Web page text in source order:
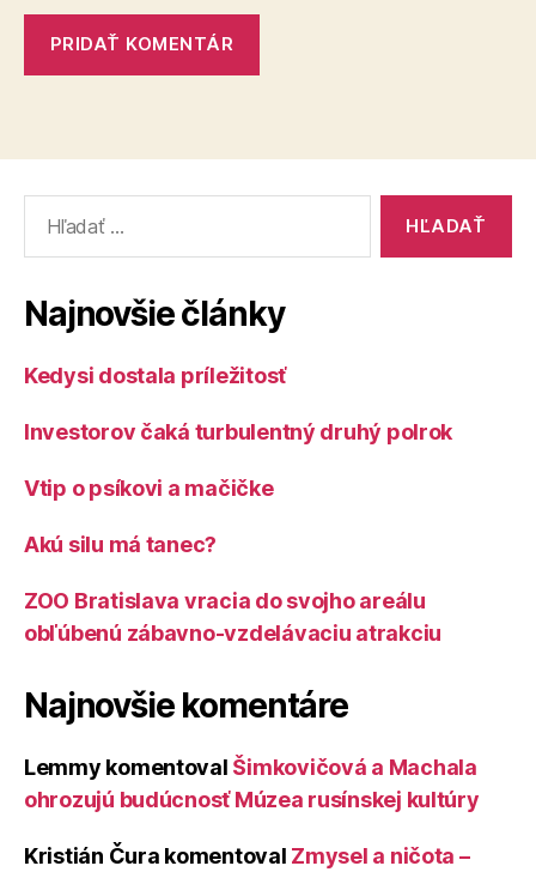
Najnovšie články
Kedysi dostala príležitosť
Investorov čaká turbulentný druhý polrok
Vtip o psíkovi a mačičke
Akú silu má tanec?
ZOO Bratislava vracia do svojho areálu
obľúbenú zábavno-vzdelávaciu atrakciu
Najnovšie komentáre
Lemmy komentoval Šimkovičová a Machala
ohrozujú budúcnosť Múzea rusínskej kultúry
Kristián Čura komentoval Zmysel a ničota –